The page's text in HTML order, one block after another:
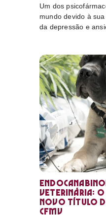
Um dos
mundo devido à
da depressão e
Veterinária: o
novo título
CFMV